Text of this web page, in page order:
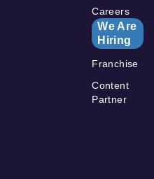
Careers
We Are
Hiring
Franchise
Content
Partner